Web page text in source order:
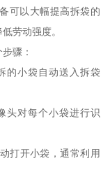
可以大幅提高拆袋的
劳动强度。
骤：
的小袋自动送入拆袋
头对每个小袋进行识
打开小袋，通常利用